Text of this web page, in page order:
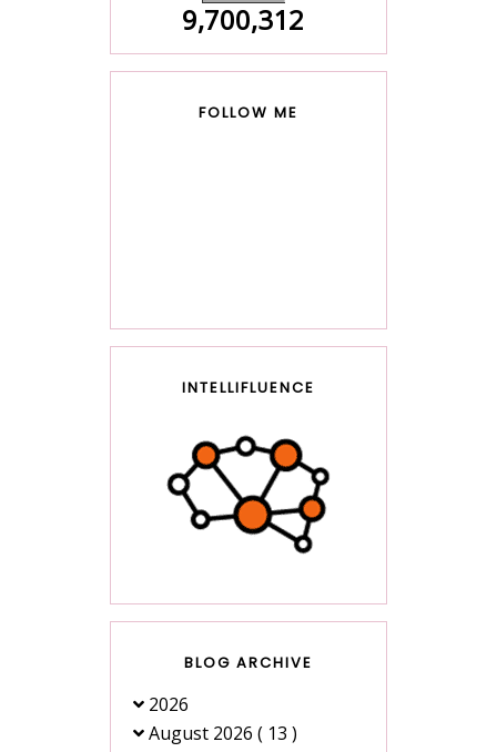
9,700,312
FOLLOW ME
INTELLIFLUENCE
BLOG ARCHIVE
2026
August 2026 ( 13 )